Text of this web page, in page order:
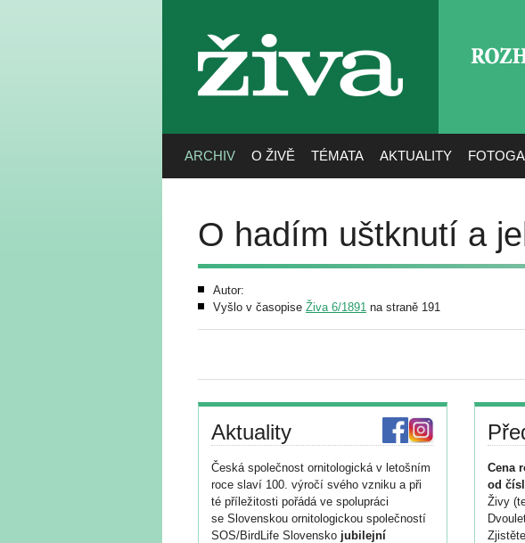
živa
ARCHIV O ŽIVĚ TÉMATA AKTUALITY
O hadím uštknutí a
Autor:
Vyšlo v časopise Živa 6/1891 na straně 191
Aktuality
Česká společnost ornitologická v letošním
roce slaví 100. výročí svého vzniku a při
té příležitosti pořádá ve spolupráci
se Slovenskou ornitologickou společností
SOS/BirdLife Slovensko jubilejní
Cena
od
Živy